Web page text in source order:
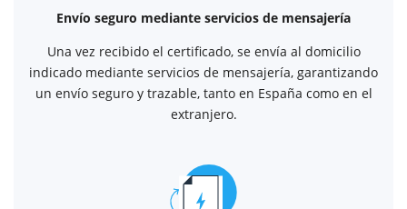
Envío seguro mediante servicios de mensajería
Una vez recibido el certificado, se envía al domicilio
indicado mediante servicios de mensajería, garantizando
un envío seguro y trazable, tanto en España como en el
extranjero.